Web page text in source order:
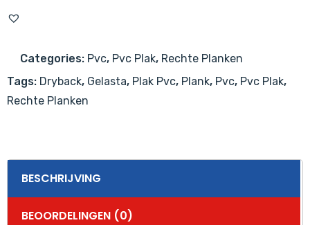
Smoked
Categories: Pvc, Pvc Plak, Rechte Planken
Tags: Dryback, Gelasta, Plak Pvc, Plank, Pvc, Pvc Plak,
Rechte Planken
BESCHRIJVING
BEOORDELINGEN (0)